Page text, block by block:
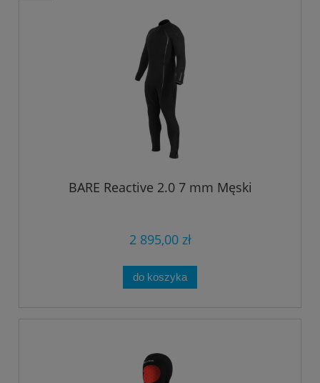
BARE Reactive 2.0 7 mm Męski
2 895,00 zł
do koszyka